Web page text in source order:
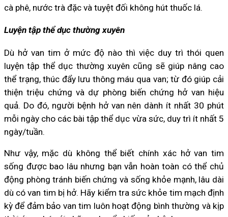
cà phê, nước trà đặc và tuyệt đối không hút thuốc lá.
Luyện tập thể dục thường xuyên
Dù hở van tim ở mức độ nào thì việc duy trì thói quen
luyện tập thể dục thường xuyên cũng sẽ giúp nâng cao
thể trạng, thúc đẩy lưu thông máu qua van; từ đó giúp cải
thiện triệu chứng và dự phòng biến chứng hở van hiệu
quả. Do đó, người bệnh hở van nên dành ít nhất 30 phút
mỗi ngày cho các bài tập thể dục vừa sức, duy trì ít nhất 5
ngày/tuần.
Như vậy, mặc dù không thể biết chính xác hở van tim
sống được bao lâu nhưng bạn vẫn hoàn toàn có thể chủ
động phòng tránh biến chứng và sống khỏe mạnh, lâu dài
dù có van tim bị hở. Hãy kiểm tra sức khỏe tim mạch định
kỳ để đảm bảo van tim luôn hoạt động bình thường và kịp